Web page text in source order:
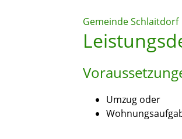
Gemeinde Schlaitdorf
Umzug oder